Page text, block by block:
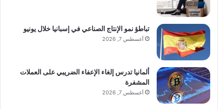
تباطؤ نمو الإنتاج الصناعي في إسبانيا خلال يونيو
أغسطس 7, 2026
ألمانيا تدرس إلغاء الإعفاء الضريبي على العملات
المشفرة
أغسطس 7, 2026